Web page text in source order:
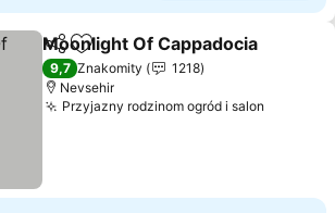
Udostępnij
Dodaj do ulubionych
Moonlight Of Cappadocia
9,7 Znakomity
1218
Nevsehir
Przyjazny rodzinom ogród i salon